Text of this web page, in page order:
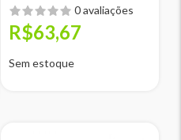
0 avaliações
R$63,67
Sem estoque